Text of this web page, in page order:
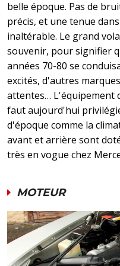
belle époque. Pas de
précis, et une tenue
inaltérable. Le grand
souvenir, pour signifier
années 70-80 se
excités, d'autres
attentes… L'équipement
faut aujourd'hui
d'époque comme la
avant et arrière sont
très en vogue chez
MOTEUR